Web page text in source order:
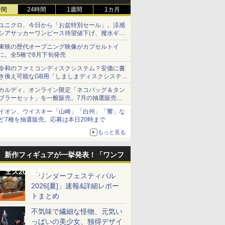
24時間 1週間 1カ月
ニクロ、今日から「お盆特別セール」。涼感
アサッカーワンピース待望値下げ、撥水ギア
ョーツは1990円に
映の歴代オープニング映像がカプセルトイ
。全5種で8月下旬発売
和のファミコンディスクシステム？安価に書
換え可能なGB用「しましまディスクシステ
」
ルディ、オンライン限定「ネコバッグ＆タン
ラーセット」を一般販売。7月の抽選販売の
選無効分
オン、ウイスキー「山崎」「白州」「響」な
7種を抽選販売。応募は本日20時まで
もっと見る
新作フィギュアが一挙発表！「ワンフ
ェス2026[夏]」特集「ワンダーフェスティバル
2026[夏]」速報&詳細レポー
トまとめ
不気味で繊細な怪物、元気い
っぱいの美少女、独得デザイ